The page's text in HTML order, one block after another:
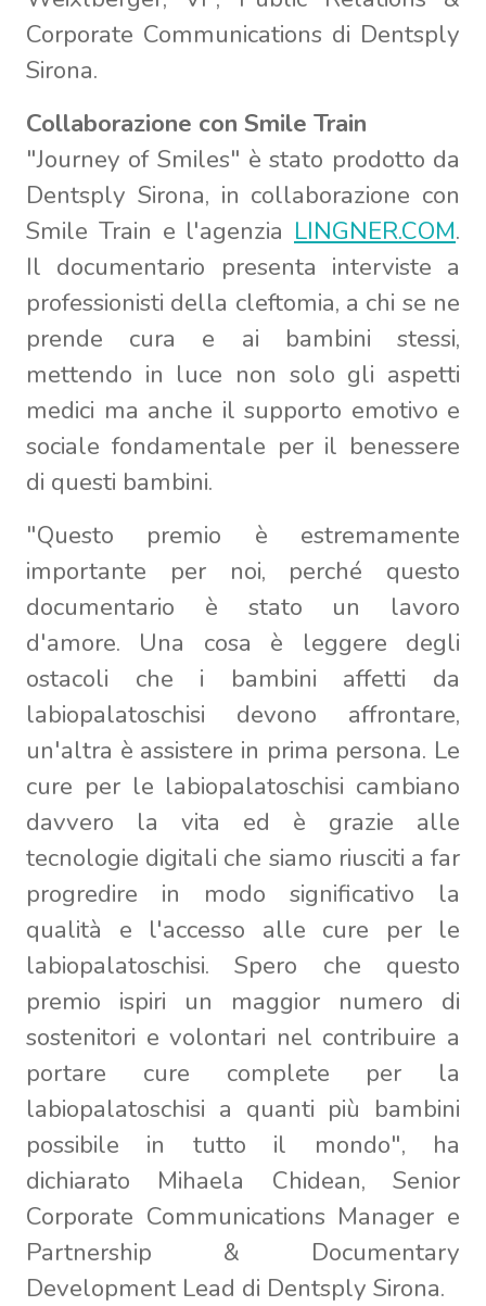
Corporate Communications di Dentsply
Sirona.
Collaborazione con Smile Train
"Journey of Smiles" è stato prodotto da
Dentsply Sirona, in collaborazione con
Smile Train e l'agenzia LINGNER.COM.
Il documentario presenta interviste a
professionisti della cleftomia, a chi se ne
prende cura e ai bambini stessi,
mettendo in luce non solo gli aspetti
medici ma anche il supporto emotivo e
sociale fondamentale per il benessere
di questi bambini.
"Questo premio è estremamente
importante per noi, perché questo
documentario è stato un lavoro
d'amore. Una cosa è leggere degli
ostacoli che i bambini affetti da
labiopalatoschisi devono affrontare,
un'altra è assistere in prima persona. Le
cure per le labiopalatoschisi cambiano
davvero la vita ed è grazie alle
tecnologie digitali che siamo riusciti a far
progredire in modo significativo la
qualità e l'accesso alle cure per le
labiopalatoschisi. Spero che questo
premio ispiri un maggior numero di
sostenitori e volontari nel contribuire a
portare cure complete per la
labiopalatoschisi a quanti più bambini
possibile in tutto il mondo", ha
dichiarato Mihaela Chidean, Senior
Corporate Communications Manager e
Partnership & Documentary
Development Lead di Dentsply Sirona.